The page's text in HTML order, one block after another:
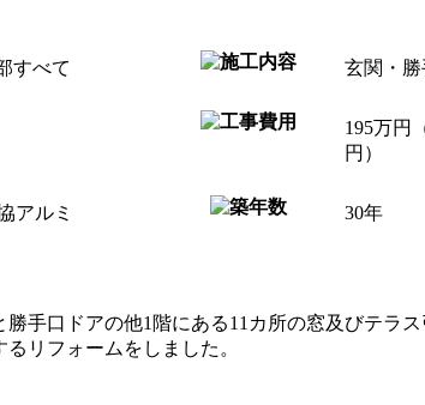
すべて 玄関・
195万円
円）
アルミ 30年
勝手口ドアの他1階にある11カ所の窓及びテラ
るリフォームをしました。